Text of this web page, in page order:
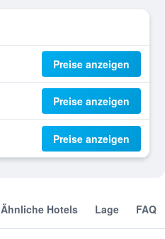
Preise anzeigen
Preise anzeigen
Preise anzeigen
Ähnliche Hotels Lage FAQ